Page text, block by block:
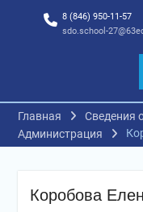
8 (846) 950-11-57
sdo.school-
Главная
Сведения
Администрация
Коробова